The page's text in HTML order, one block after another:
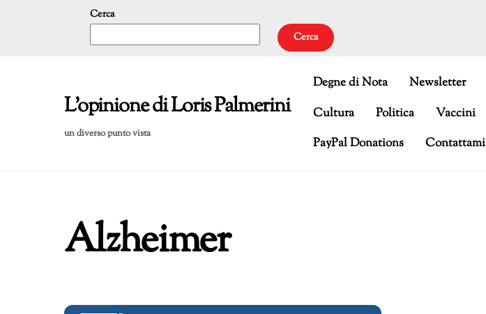
Cerca
Cerca
L'opinione di Loris Palmerini
un diverso punto vista
Degne di Nota Newsletter
Cultura
Politica Vaccini
PayPal Donations
Contattami
Alzheimer